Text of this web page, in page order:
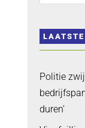
Politie
duren’